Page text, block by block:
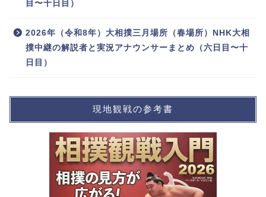
目〜十日目）
2026年（令和8年）大相撲三月場所（春場所）NHK大相
撲中継の解説者と実況アナウンサーまとめ（六日目〜十
日目）
現地観戦の参考書